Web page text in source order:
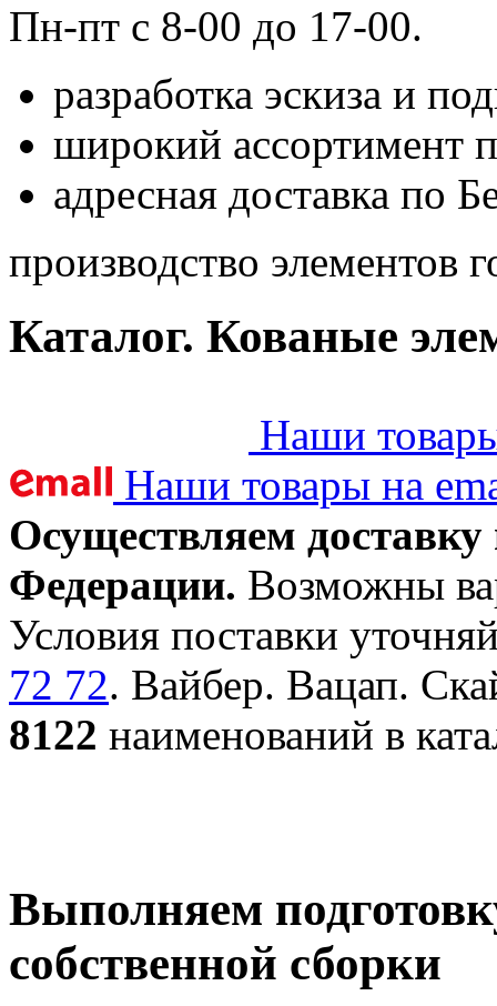
Пн-пт c 8-00 до 17-00.
разработка эскиза и
широкий ассортимент
адресная доставка по
производство элементов
Каталог. Кованые
Наши
Наши товары на
Осуществляем
Федерации. Возможны
Условия поставки
72 72. Вайбер. Вацап.
8122 наименований в
Выполняем
собственной сборки